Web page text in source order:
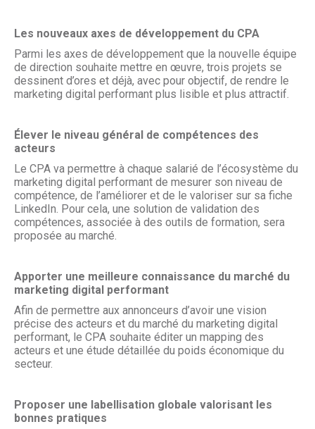
Les nouveaux axes de développement du CPA
Parmi les axes de développement que la nouvelle équipe
de direction souhaite mettre en œuvre, trois projets se
dessinent d’ores et déjà, avec pour objectif, de rendre le
marketing digital performant plus lisible et plus attractif.
Élever le niveau général de compétences des
acteurs
Le CPA va permettre à chaque salarié de l’écosystème du
marketing digital performant de mesurer son niveau de
compétence, de l’améliorer et de le valoriser sur sa fiche
LinkedIn. Pour cela, une solution de validation des
compétences, associée à des outils de formation, sera
proposée au marché.
Apporter une meilleure connaissance du marché du
marketing digital performant
Afin de permettre aux annonceurs d’avoir une vision
précise des acteurs et du marché du marketing digital
performant, le CPA souhaite éditer un mapping des
acteurs et une étude détaillée du poids économique du
secteur.
Proposer une labellisation globale valorisant les
bonnes pratiques